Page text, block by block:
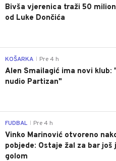
Bivša vjerenica traži 50
od Luke Dončića
KOŠARKA Pre 4 h
Alen Smailagić ima novi klub:
nudio Partizan"
FUDBAL Pre 4 h
Vinko Marinović otvoreno
pobjede: Ostaje žal za bar još
golom